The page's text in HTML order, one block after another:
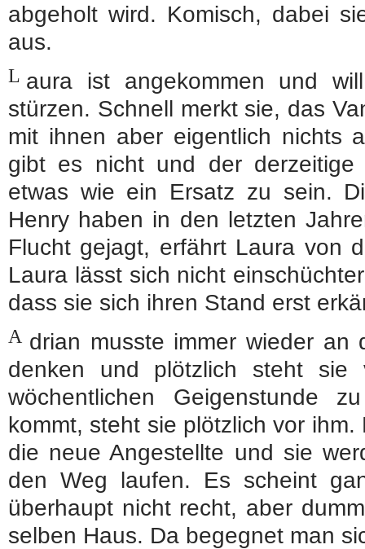
abgeholt wird. Komisch, dabei
aus.
L aura ist angekommen und
stürzen. Schnell merkt sie, das
mit ihnen aber eigentlich nichts
gibt es nicht und der derzeitige
etwas wie ein Ersatz zu sein.
Henry haben in den letzten
Flucht gejagt, erfährt Laura von
Laura lässt sich nicht
dass sie sich ihren Stand erst
A drian musste immer wieder an
denken und plötzlich steht
wöchentlichen Geigenstunde
kommt, steht sie plötzlich vor
die neue Angestellte und sie
den Weg laufen. Es scheint
überhaupt nicht recht, aber
selben Haus. Da begegnet man